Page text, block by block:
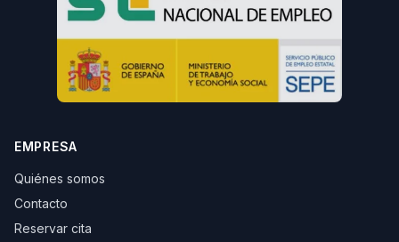
EMPRESA
Quiénes somos
Contacto
Reservar cita